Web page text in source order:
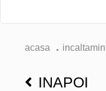
acasa
INAPOI